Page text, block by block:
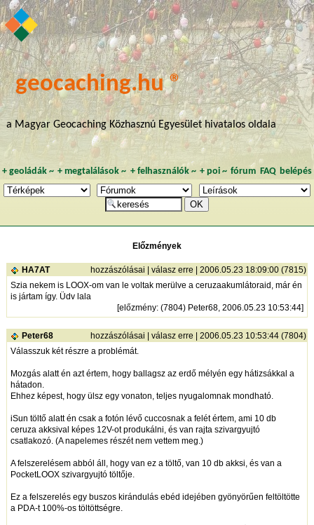
geocaching.hu ®
a Magyar Geocaching Közhasznú Egyesület hivatalos oldala
+ geoládák~ +megtalálások ~ + felhasználók~ + poi~ fórum FAQ belépés
Előzmények
HA7AT hozzászólásai válasz erre | 2006.05.23 18:09:00 (7815)
Szia nekem is LOOX-om van le voltak merülve a ceruzaakumlátoraid, már én
is jártam így. Üdv lala
[előzmény: (7804) Peter68, 2006.05.23 10:53:44]
Peter68 hozzászólásai válasz erre | 2006.05.23 10:53:44 (7804)
Válasszuk két részre a problémát.
Mozgás alatt én azt értem, hogy ballagsz az erdő mélyén egy hátizsákkal a
hátadon.
Ehhez képest, hogy ülsz egy vonaton, teljes nyugalomnak mondható.
iSun töltő alatt én csak a fotón lévő cuccosnak a felét értem, ami 10 db
ceruza akksival képes 12V-ot produkálni, és van rajta szivargyujtó
csatlakozó. (A napelemes részét nem vettem meg.)
A felszerelésem abból áll, hogy van ez a töltő, van 10 db akksi, és van a
PocketLOOX szivargyujtó töltője.
Ez a felszerelés egy buszos kirándulás ebéd idejében gyönyörűen feltöltötte
a PDA-t 100%-os töltöttségre.